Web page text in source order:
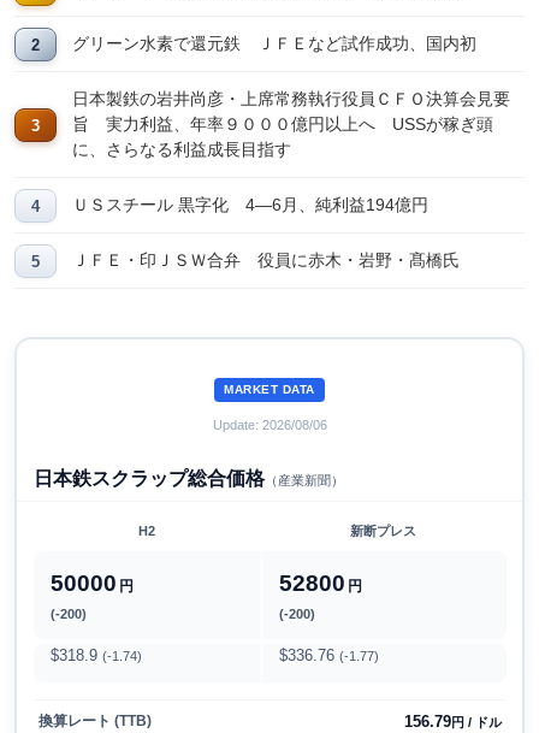
グリーン水素で還元鉄 ＪＦＥなど試作成功、国内初
日本製鉄の岩井尚彦・上席常務執行役員ＣＦＯ決算会見要
旨 実力利益、年率９０００億円以上へ USSが稼ぎ頭
に、さらなる利益成長目指す
ＵＳスチール 黒字化 4―6月、純利益194億円
ＪＦＥ・印ＪＳＷ合弁 役員に赤木・岩野・髙橋氏
MARKET DATA
Update: 2026/08/06
日本鉄スクラップ総合価格（産業新聞）
H2 新断プレス
50000 円
(-200)
52800 円
(-200)
$318.9 (-1.74) $336.76 (-1.77)
換算レート (TTB) 156.79円 / ドル